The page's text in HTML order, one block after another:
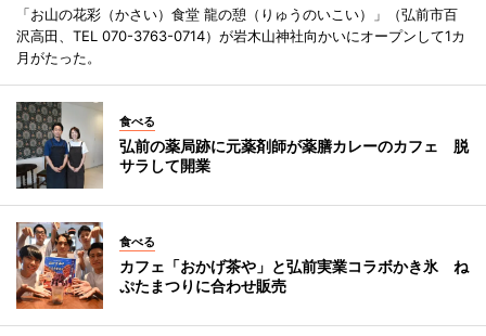
「お山の花彩（かさい）食堂 龍の憩（りゅうのいこい）」（弘前市百
沢高田、TEL 070-3763-0714）が岩木山神社向かいにオープンして1カ
月がたった。
食べる
弘前の薬局跡に元薬剤師が薬膳カレーのカフェ 脱
サラして開業
食べる
カフェ「おかげ茶や」と弘前実業コラボかき氷 ね
ぷたまつりに合わせ販売